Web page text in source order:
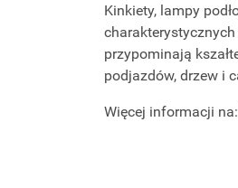
Kinkiety, lampy
przypominają
podjazdów, drzew i
Więcej informacji na: